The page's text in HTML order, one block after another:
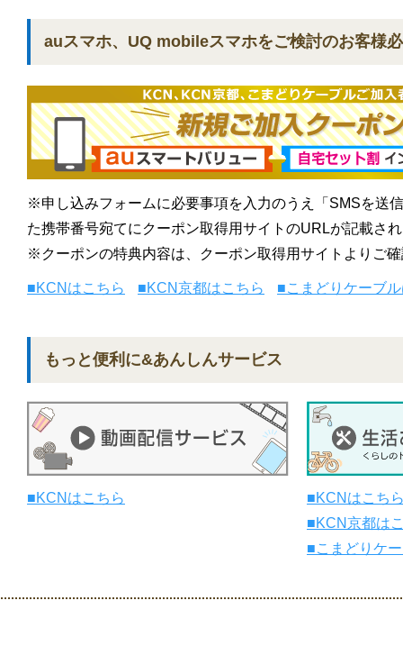
auスマホ、UQ mobileスマホをご検討のお客様
※申し込みフォームに必要事項を入力のうえ「SMSを送
た携帯番号宛てにクーポン取得用サイトのURLが記載さ
※クーポンの特典内容は、クーポン取得用サイトよりご
■KCNはこちら ■KCN京都はこちら ■こまどりケーブ
もっと便利に&あんしんサービス
■KCNはこちら
■KCNはこち
■KCN京都は
■こまどりケ